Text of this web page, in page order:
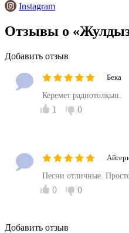
Instagram
Отзывы о
Добавить отзыв
Бека
Керемет радиотолқын.
1 0
Песни отличные.
0 0
Добавить отзыв